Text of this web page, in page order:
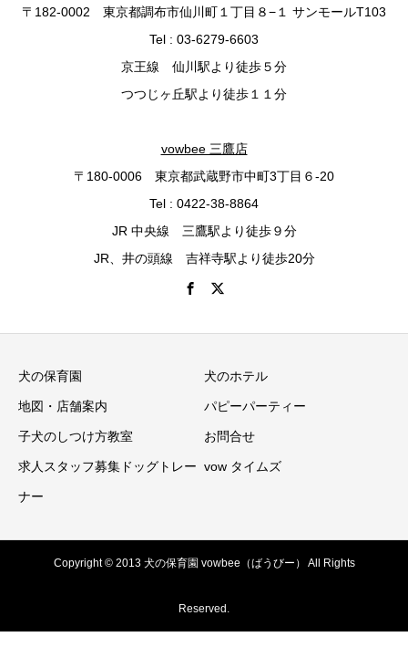
〒182-0002 東京都調布市仙川町１丁目８−１ サンモールT103
Tel : 03-6279-6603
京王線 仙川駅より徒歩５分
つつじヶ丘駅より徒歩１１分
vowbee 三鷹店
〒180-0006 東京都武蔵野市中町3丁目６-20
Tel : 0422-38-8864
JR 中央線 三鷹駅より徒歩９分
JR、井の頭線 吉祥寺駅より徒歩20分
犬の保育園 犬のホテル
地図・店舗案内 パピーパーティー
子犬のしつけ方教室 お問合せ
求人スタッフ募集ドッグトレー
ナー
vow タイムズ
Copyright © 2013 犬の保育園 vowbee（ばうびー） All Rights
Reserved.